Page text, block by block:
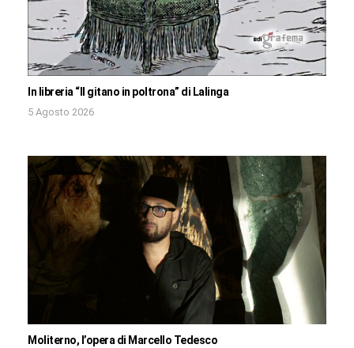
In libreria “Il gitano in poltrona” di Lalinga
5 Agosto 2026
Moliterno, l’opera di Marcello Tedesco